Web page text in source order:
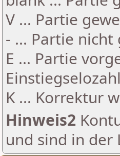
V ... Partie
- ... Partie
E ... Partie
K ... Korrektur
Hinweis2
und sind in der